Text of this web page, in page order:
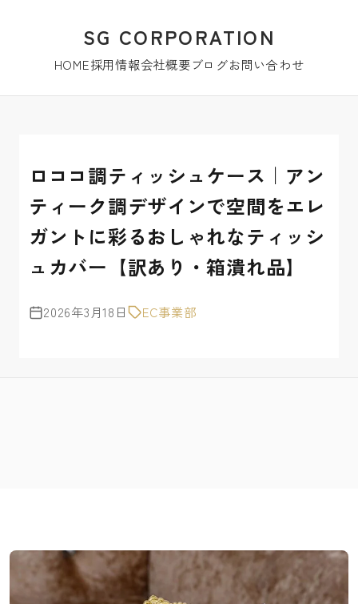
SG CORPORATION
HOME採用情報会社概要ブログお問い合わせ
ロココ調ティッシュケース｜アン
ティーク調デザインで空間をエレ
ガントに彩るおしゃれなティッシ
ュカバー【訳あり・箱潰れ品】
2026年3月18日 EC事業部